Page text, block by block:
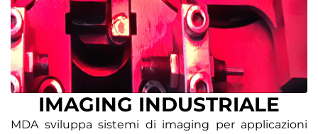
IMAGING INDUSTRIALE
MDA sviluppa sistemi di imaging per applicazioni